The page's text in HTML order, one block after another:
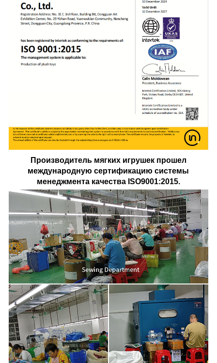
Производитель мягких игрушек прошел
международную сертификацию системы
менеджмента качества ISO9001:2015.